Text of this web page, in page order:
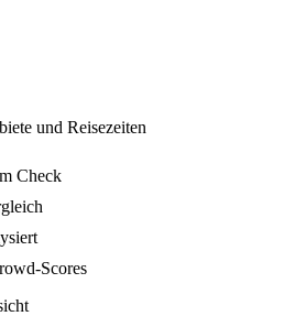
und Reisezeiten
Check
Scores